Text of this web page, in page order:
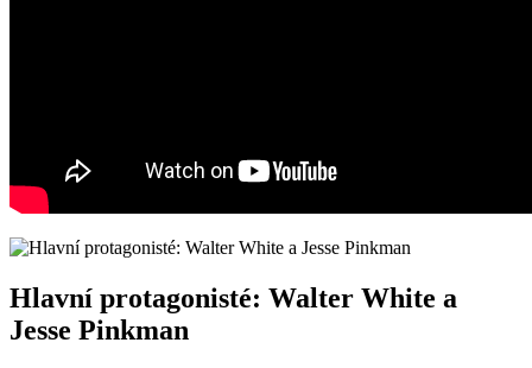
Hlavní protagonisté: Walter White‍ a
Jesse Pinkman